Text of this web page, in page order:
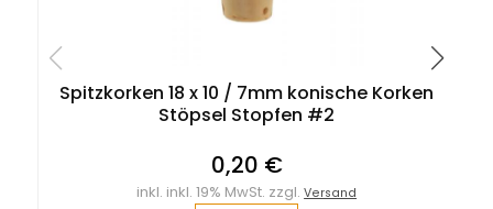
Spitzkorken 18 x 10 / 7mm konische Korken
Stöpsel Stopfen #2
0,20 €
inkl. inkl. 19% MwSt. zzgl.Versand